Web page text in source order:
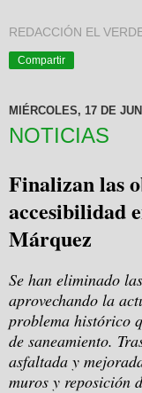
REDACCIÓN EL
Compartir
MIÉRCOLES, 17 DE
NOTICIAS
Finalizan las
accesibilidad
Márquez
Se han eliminado
aprovechando la
problema histórico
de saneamiento.
asfaltada y
muros y reposición